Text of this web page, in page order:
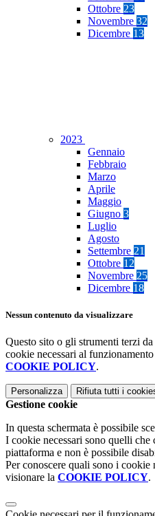
Ottobre 23
Novembre 32
Dicembre 13
2023
Gennaio
Febbraio
Marzo
Aprile
Maggio
Giugno 3
Luglio
Agosto
Settembre 21
Ottobre 12
Novembre 25
Dicembre 18
Nessun contenuto da visualizzare
Questo sito o gli strumenti terzi
cookie necessari al
COOKIE POLICY.
Personalizza Rifiuta tutti i
Gestione cookie
In questa schermata è possibile
I cookie necessari sono quelli
piattaforma e non è possibile
Per conoscere quali sono i cookie
visionare la COOKIE POLICY.